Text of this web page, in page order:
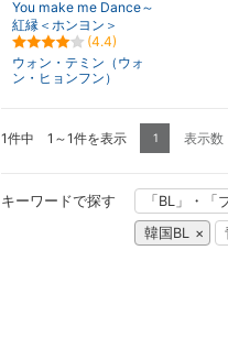
You make me Dance～
紅縁＜ホンヨン＞
(4.4)
ウォン・テミン（ウォ
ン・ヒョンフン）
1件中 1～1件を表示 1 表示数
キーワードで探す 「BL」・
韓国BL